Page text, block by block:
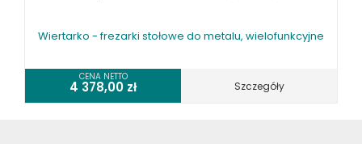
Wiertarko - frezarki stołowe do metalu, wielofunkcyjne
CENA NETTO
4 378,00 zł Szczegóły